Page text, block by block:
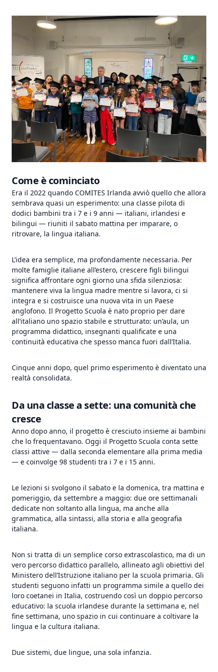
Come è cominciato
Era il 2022 quando COMITES Irlanda avviò quello che allora
sembrava quasi un esperimento: una classe pilota di
dodici bambini tra i 7 e i 9 anni — italiani, irlandesi e
bilingui — riuniti il sabato mattina per imparare, o
ritrovare, la lingua italiana.
L’idea era semplice, ma profondamente necessaria. Per
molte famiglie italiane all’estero, crescere figli bilingui
significa affrontare ogni giorno una sfida silenziosa:
mantenere viva la lingua madre mentre si lavora, ci si
integra e si costruisce una nuova vita in un Paese
anglofono. Il Progetto Scuola è nato proprio per dare
all’italiano uno spazio stabile e strutturato: un’aula, un
programma didattico, insegnanti qualificate e una
continuità educativa che spesso manca fuori dall’Italia.
Cinque anni dopo, quel primo esperimento è diventato una
realtà consolidata.
Da una classe a sette: una comunità che
cresce
Anno dopo anno, il progetto è cresciuto insieme ai bambini
che lo frequentavano. Oggi il Progetto Scuola conta sette
classi attive — dalla seconda elementare alla prima media
— e coinvolge 98 studenti tra i 7 e i 15 anni.
Le lezioni si svolgono il sabato e la domenica, tra mattina e
pomeriggio, da settembre a maggio: due ore settimanali
dedicate non soltanto alla lingua, ma anche alla
grammatica, alla sintassi, alla storia e alla geografia
italiana.
Non si tratta di un semplice corso extrascolastico, ma di un
vero percorso didattico parallelo, allineato agli obiettivi del
Ministero dell’Istruzione italiano per la scuola primaria. Gli
studenti seguono infatti un programma simile a quello dei
loro coetanei in Italia, costruendo così un doppio percorso
educativo: la scuola irlandese durante la settimana e, nel
fine settimana, uno spazio in cui continuare a coltivare la
lingua e la cultura italiana.
Due sistemi, due lingue, una sola infanzia.